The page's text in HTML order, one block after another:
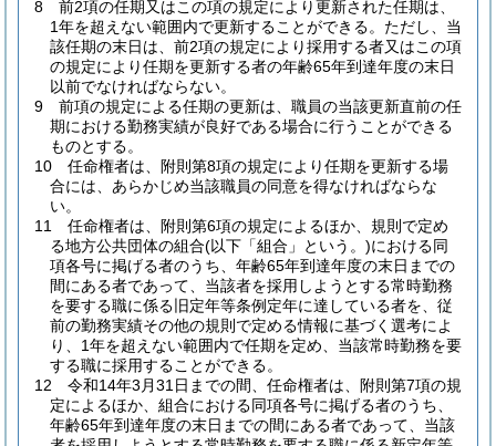
8
前2項の任期又はこの項の規定により更新された任期は、
1年を超えない範囲内で更新することができる。 ただし、当
該任期の末日は、前2項の規定により採用する者又はこの項
の規定により任期を更新する者の年齢65年到達年度の末日
以前でなければならない。
9
前項の規定による任期の更新は、職員の当該更新直前の任
期における勤務実績が良好である場合に行うことができる
ものとする。
10
任命権者は、附則第8項の規定により任期を更新する場
合には、あらかじめ当該職員の同意を得なければならな
い。
11
任命権者は、附則第6項の規定によるほか、規則で定め
る地方公共団体の組合(以下「組合」という。)における同
項各号に掲げる者のうち、年齢65年到達年度の末日までの
間にある者であって、当該者を採用しようとする常時勤務
を要する職に係る旧定年等条例定年に達している者を、従
前の勤務実績その他の規則で定める情報に基づく選考によ
り、1年を超えない範囲内で任期を定め、当該常時勤務を要
する職に採用することができる。
12
令和14年3月31日までの間、任命権者は、附則第7項の規
定によるほか、組合における同項各号に掲げる者のうち、
年齢65年到達年度の末日までの間にある者であって、当該